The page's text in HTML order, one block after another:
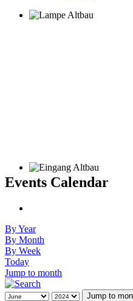
Events Calendar
By Year
By Month
By Week
Today
Jump to month
Jump to